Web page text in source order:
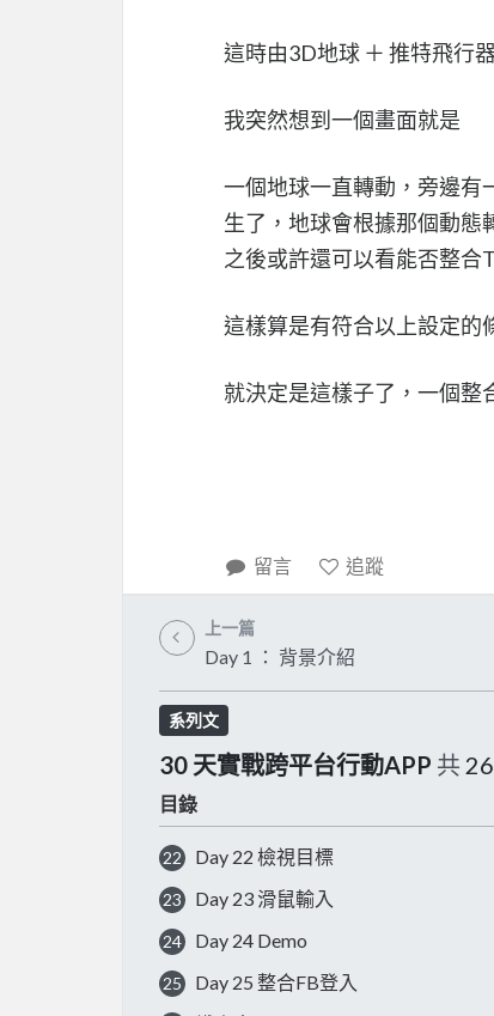
這時由3D地球 ＋ 推特飛行
我突然想到一個畫面就是
一個地球一直轉動，旁邊有
生了，地球會根據那個動態
之後或許還可以看能否整合
這樣算是有符合以上設定的
就決定是這樣子了，一個整
留言 追蹤
上一篇
Day 1 ： 背景介紹
系列文
30 天實戰跨平台行動APP 共 26
目錄
22 Day 22 檢視目標
23 Day 23 滑鼠輸入
24 Day 24 Demo
25 Day 25 整合FB登入